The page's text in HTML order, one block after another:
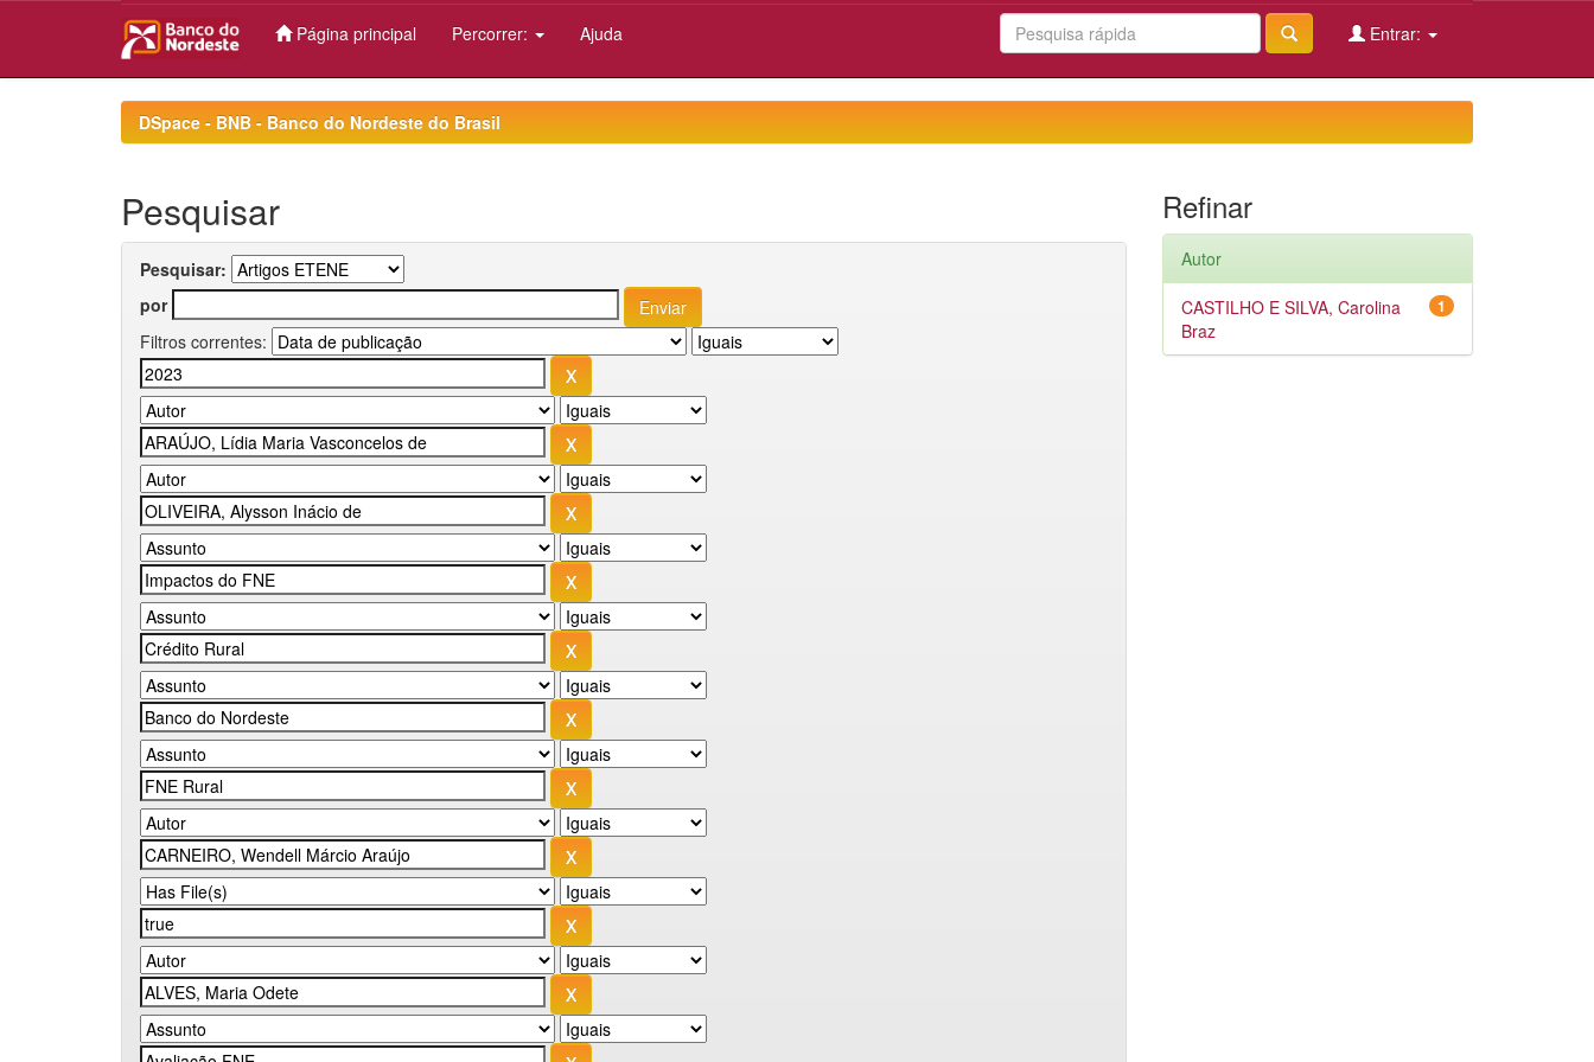
Página principal Percorrer: Ajuda Entrar:
DSpace - BNB - Banco do Nordeste do Brasil
Pesquisar
Pesquisar:
por
Filtros correntes:
Refinar
Autor
1
CASTILHO E SILVA, Carolina
Braz